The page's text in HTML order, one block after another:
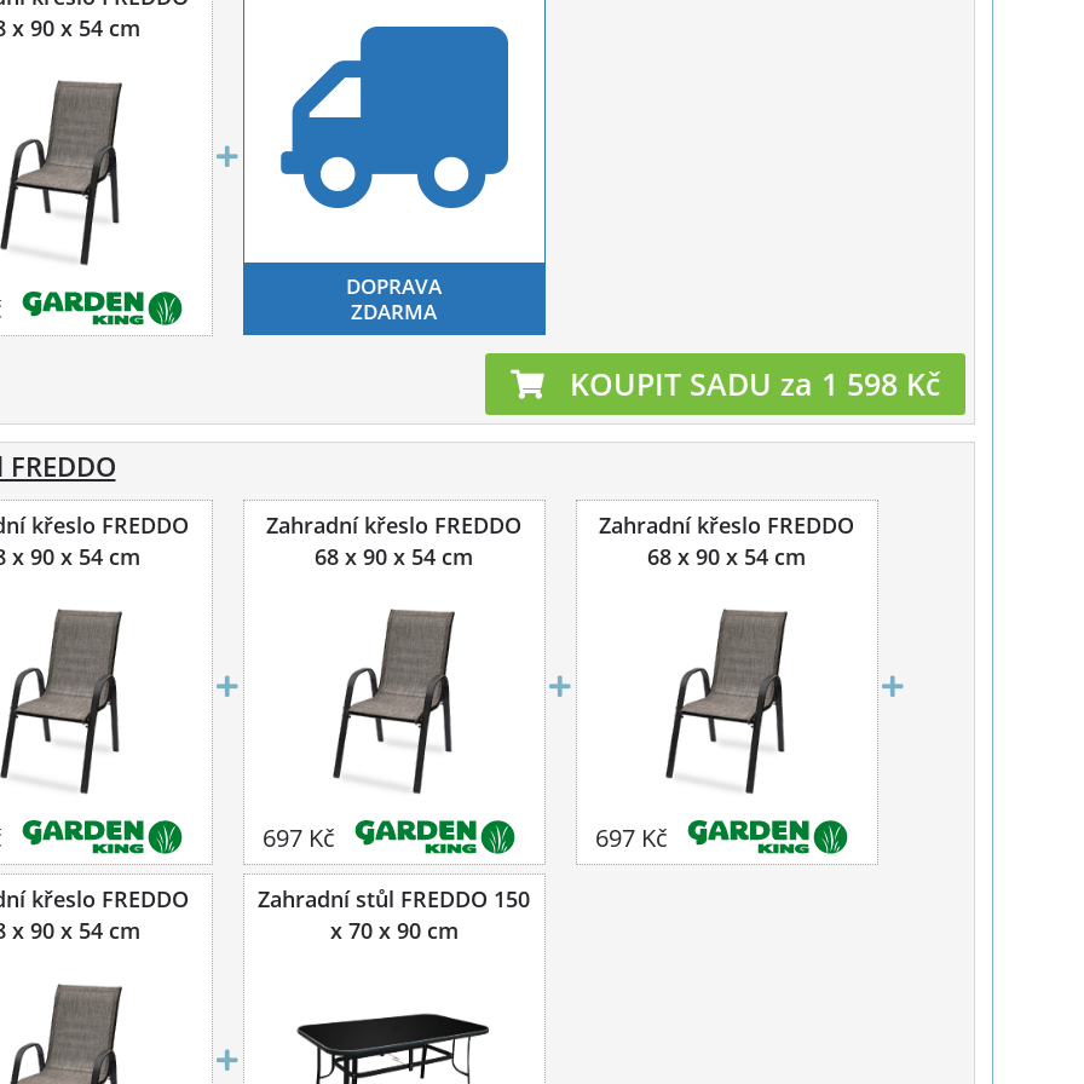
x 90 x 54 cm
DOPRAVA
ZDARMA
KOUPIT SADU za 1 598 Kč
křeslo FREDDO
x 90 x 54 cm
Zahradní křeslo FREDDO
68 x 90 x 54 cm
697 Kč
Zahradní křeslo FREDDO
68 x 90 x 54 cm
697 Kč
křeslo FREDDO
x 90 x 54 cm
Zahradní stůl FREDDO 150
x 70 x 90 cm